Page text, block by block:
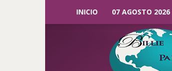
INICIO 07 AGOSTO
Parker
Noticias